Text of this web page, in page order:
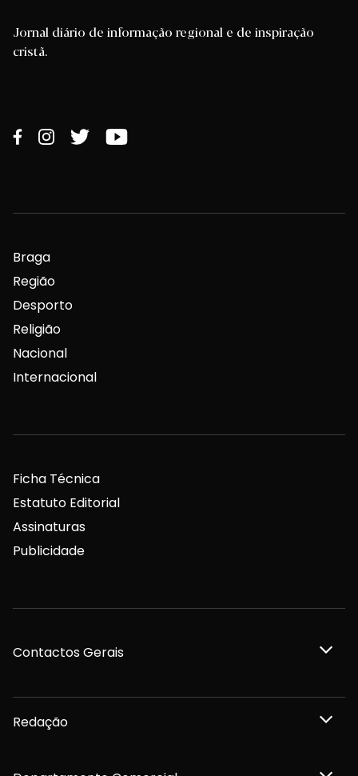
Jornal diário de informação regional e de inspiração
cristã.
Braga
Região
Desporto
Religião
Nacional
Internacional
Ficha Técnica
Estatuto Editorial
Assinaturas
Publicidade
Contactos Gerais
Redação